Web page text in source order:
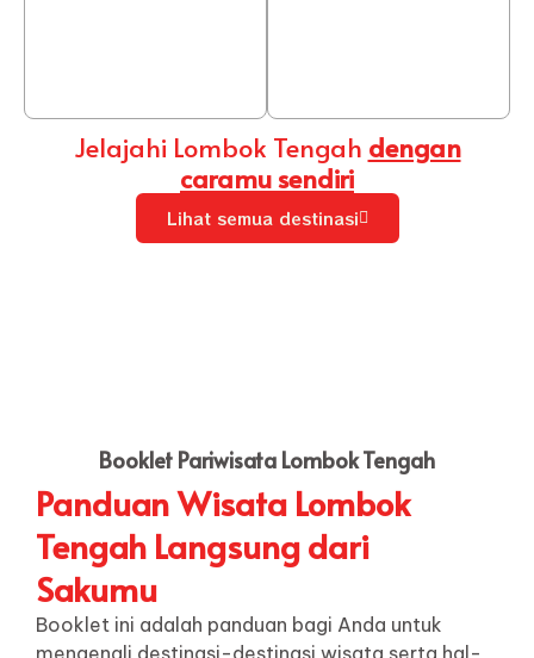
Jelajahi Lombok Tengah dengan
caramu sendiri
Lihat semua destinasi
Booklet Pariwisata Lombok Tengah
Panduan Wisata Lombok
Tengah Langsung dari
Sakumu
Booklet ini adalah panduan bagi Anda untuk
mengenali destinasi-destinasi wisata serta hal-